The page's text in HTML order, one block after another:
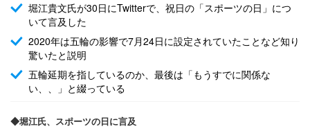
堀江貴文氏が30日にTwitterで、祝日の「スポーツの日」につ
いて言及した
2020年は五輪の影響で7月24日に設定されていたことなど知り
驚いたと説明
五輪延期を指しているのか、最後は「もうすでに関係な
い、、」と綴っている
◆堀江氏、スポーツの日に言及